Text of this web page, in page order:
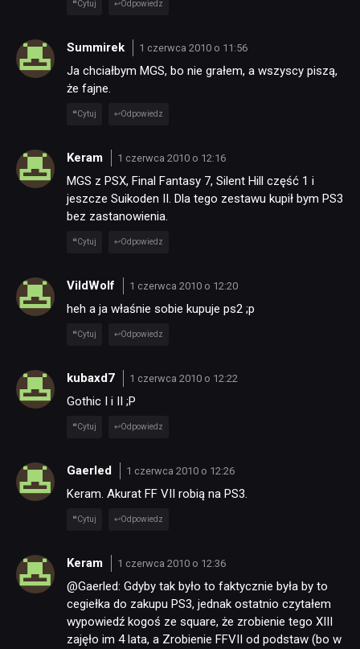
NEWSY
RECENZJE
KULTURA
DYSKUSJE
JUŻ GRALIŚMY
SKLEP
Cytuj Odpowiedz
Summirek 1 czerwca 2010 o 11:56
Ja chciałbym MGS, bo nie grałem, a wszyscy piszą,
że fajne.
Cytuj Odpowiedz
Keram 1 czerwca 2010 o 12:16
MGS z PSX, Final Fantasy 7, Silent Hill część 1 i
jeszcze Suikoden II. Dla tego zestawu kupił bym PS3
bez zastanowienia.
Cytuj Odpowiedz
VildWolf 1 czerwca 2010 o 12:20
heh a ja właśnie sobie kupuje ps2 ;p
Cytuj Odpowiedz
kubaxd7 1 czerwca 2010 o 12:22
Gothic I i II ;P
Cytuj Odpowiedz
Gaerled 1 czerwca 2010 o 12:26
Keram. Akurat FF VII robią na PS3.
Cytuj Odpowiedz
Keram 1 czerwca 2010 o 12:36
@Gaerled: Gdyby tak było to faktycznie była by to
cegiełka do zakupu PS3, jednak ostatnio czytałem
wypowiedź kogoś ze square, że zrobienie tego XIII
zajęło im 4 lata, a Zrobienie FFVII od podstaw (bo w